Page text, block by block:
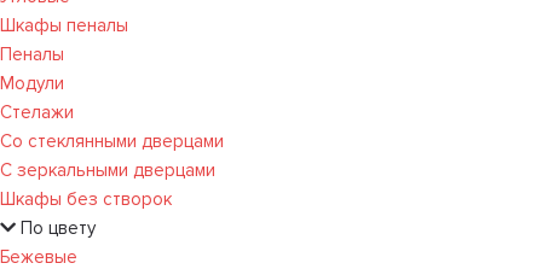
Шкафы пеналы
Пеналы
Модули
Стелажи
Со стеклянными дверцами
С зеркальными дверцами
Шкафы без створок
По цвету
Бежевые